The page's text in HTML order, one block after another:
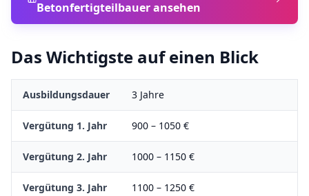
Betonfertigteilbaueransehen
Das Wichtigste auf einen Blick
Ausbildungsdauer 3 Jahre
Vergütung 1. Jahr 900 – 1050 €
Vergütung 2. Jahr 1000 – 1150 €
Vergütung 3. Jahr 1100 – 1250 €